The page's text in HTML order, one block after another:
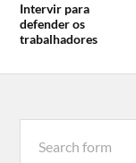
Intervir para
defender os
trabalhadores